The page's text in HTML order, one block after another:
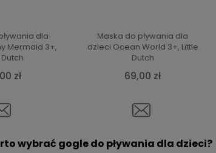
dla
Mermaid 3+,
zł
Maska do pływania dla
dzieci Ocean World 3+, Little
Dutch
69,00 zł
wybrać gogle do pływania dla dzieci?